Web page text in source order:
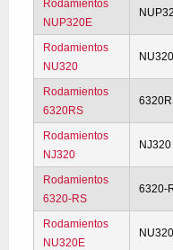
Rodamientos
NUP320E
Rodamientos
NU320
NU320
Rodamientos
6320RS
Rodamientos
NJ320
NJ320
Rodamientos
6320-RS
6320-
Rodamientos
NU320E